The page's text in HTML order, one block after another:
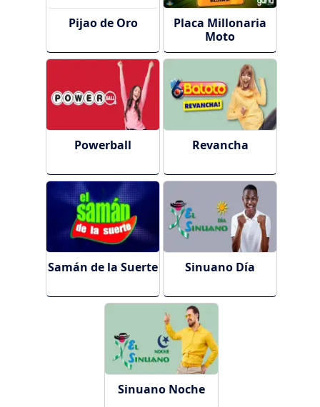
Pijao de Oro
Placa Millonaria
Moto
Powerball Revancha
Samán de la Suerte Sinuano Día
Sinuano Noche